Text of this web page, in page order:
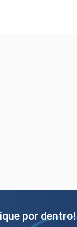
por dentro!